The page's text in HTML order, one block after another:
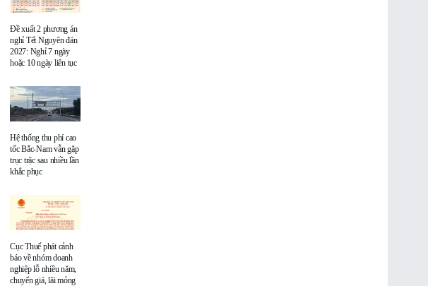
Đề xuất 2 phương án
nghỉ Tết Nguyên đán
2027: Nghỉ 7 ngày
hoặc 10 ngày liên tục
Hệ thống thu phí cao
tốc Bắc-Nam vẫn gặp
trục trặc sau nhiều lần
khắc phục
Cục Thuế phát cảnh
báo về nhóm doanh
nghiệp lỗ nhiều năm,
chuyển giá, lãi mỏng